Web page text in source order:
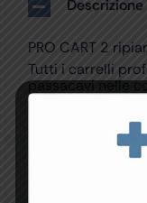
Descrizione
PRO CART 2
Tutti i carrelli
passacavi nelle